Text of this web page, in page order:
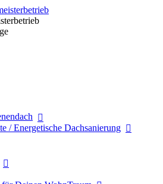
/ Energetische Dachsanierung